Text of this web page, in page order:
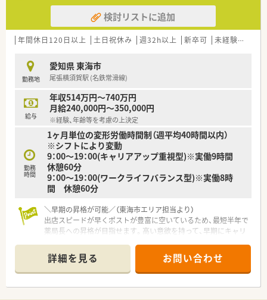
■社会保険完備（勤務条件による）
週20時間の勤務から加入可能
■就業日は当社負担にて薬剤師賠償責任保険を適用
■有給休暇（6ヶ月以上勤務時に法定通り付与）、
検討リストに追加
年間休日120日以上 土日祝休み 週32h以上 新卒可 未経験可
勤務地
愛知県 東海市
尾張横須賀駅 (名鉄常滑線)
給与
年収514万円～740万円
月給240,000円～350,000円
※経験、年齢等を考慮の上決定
勤務
時間
1ヶ月単位の変形労働時間制（週平均40時間以内）
※シフトにより変動
9：00～19：00(キャリアアップ重視型)※実働9時間
休憩60分
9：00～19：00(ワークライフバランス型)※実働8時
間 休憩60分
＼早期の昇格が可能／（東海市エリア担当より）
出店スピードが早くポストが豊富に空いているため、最短半年で
薬局長への昇格が目指せます。高い意欲を持って、早期にキャリ
【店舗情報と応需状況について】
■最寄り駅の尾張横須賀駅から徒歩9分ほどの場所に位置してお
り、電車だけでなく車での通勤にも非常に便利な調剤薬局です。
詳細を見る お問い合わせ